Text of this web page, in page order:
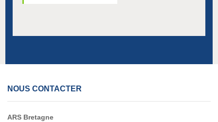
NOUS CONTACTER
ARS Bretagne